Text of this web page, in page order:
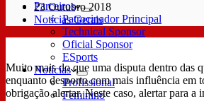
Parceiros
Patrocinador Principal
Technical Sponsor
Oficial Sponsor
ESports
Notícias
Profissional
Feminino
23 Outubro 2018
Notícias Gerais
Muito mais do que uma disputa dentro das
enquanto desporto com mais influência em
obrigação alertar. Neste caso, alertar para a